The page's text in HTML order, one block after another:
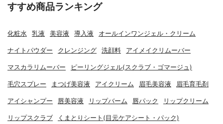
すすめ商品ランキング
化粧水 乳液 美容液 導入液 オールインワンジェル・クリーム
ナイトパウダー クレンジング 洗顔料 アイメイクリムーバー
マスカラリムーバー ピーリングジェル(スクラブ・ゴマージュ)
毛穴スプレー まつげ美容液 アイクリーム 眉毛美容液 眉毛育毛剤
アイシャンプー 唇美容液 リップバーム 唇パック リップクリーム
リップスクラブ くまとりシート(目元ケアシート・パック)